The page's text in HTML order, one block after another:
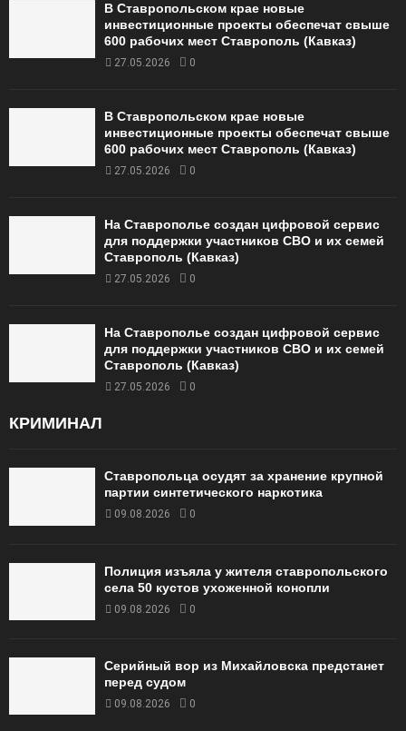
В Ставропольском крае новые
инвестиционные проекты обеспечат свыше
600 рабочих мест Ставрополь (Кавказ)
27.05.2026 0
В Ставропольском крае новые
инвестиционные проекты обеспечат свыше
600 рабочих мест Ставрополь (Кавказ)
27.05.2026 0
На Ставрополье создан цифровой сервис
для поддержки участников СВО и их семей
Ставрополь (Кавказ)
27.05.2026 0
На Ставрополье создан цифровой сервис
для поддержки участников СВО и их семей
Ставрополь (Кавказ)
27.05.2026 0
КРИМИНАЛ
Ставропольца осудят за хранение крупной
партии синтетического наркотика
09.08.2026 0
Полиция изъяла у жителя ставропольского
села 50 кустов ухоженной конопли
09.08.2026 0
Серийный вор из Михайловска предстанет
перед судом
09.08.2026 0